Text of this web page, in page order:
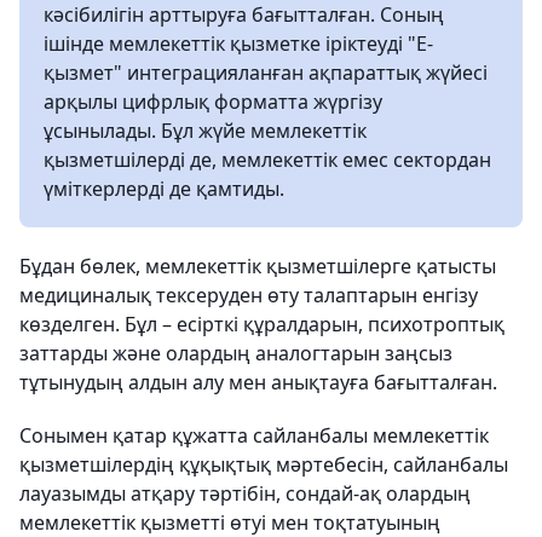
кәсібилігін арттыруға бағытталған. Соның
ішінде мемлекеттік қызметке іріктеуді "Е-
қызмет" интеграцияланған ақпараттық жүйесі
арқылы цифрлық форматта жүргізу
ұсынылады. Бұл жүйе мемлекеттік
қызметшілерді де, мемлекеттік емес сектордан
үміткерлерді де қамтиды.
Бұдан бөлек, мемлекеттік қызметшілерге қатысты
медициналық тексеруден өту талаптарын енгізу
көзделген. Бұл – есірткі құралдарын, психотроптық
заттарды және олардың аналогтарын заңсыз
тұтынудың алдын алу мен анықтауға бағытталған.
Сонымен қатар құжатта сайланбалы мемлекеттік
қызметшілердің құқықтық мәртебесін, сайланбалы
лауазымды атқару тәртібін, сондай-ақ олардың
мемлекеттік қызметті өтуі мен тоқтатуының